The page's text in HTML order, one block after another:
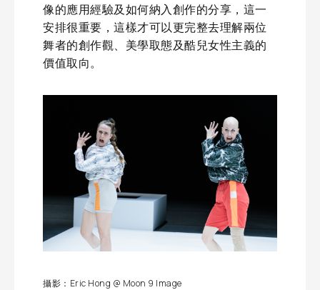
像的應用經驗及如何納入創作的分享，這一
安排很重要，這樣才可以更完整去理解兩位
舞者的創作觀、美學取態及酷兒女性主義的
價值取向。
攝影：Eric Hong @ Moon 9 Image